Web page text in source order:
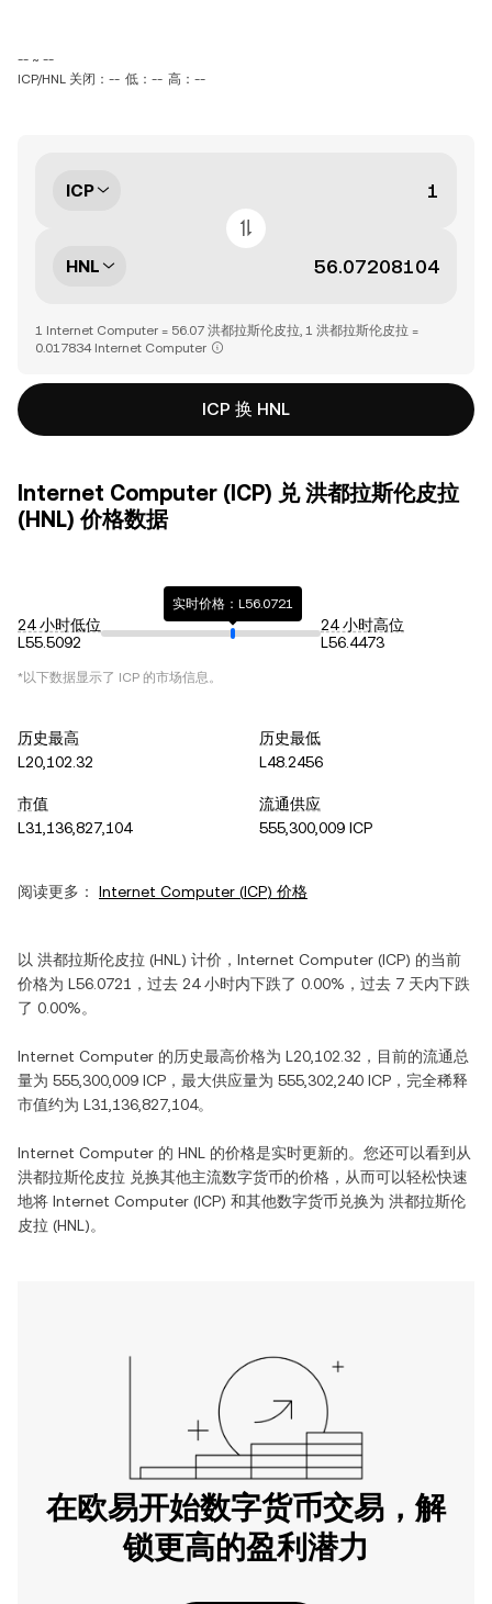
-- ~ --
ICP/HNL 关闭：-- 低：-- 高：--
ICP
HNL
1 Internet Computer = 56.07 洪都拉斯伦皮拉, 1 洪都拉斯伦皮拉 =
0.017834 Internet Computer
ICP 换 HNL
Internet Computer (ICP) 兑 洪都拉斯伦皮拉
(HNL) 价格数据
24 小时低位
L55.5092
实时价格：L56.0721
24 小时高位
L56.4473
*以下数据显示了 ICP 的市场信息。
历史最高
L20,102.32
历史最低
L48.2456
市值
L31,136,827,104
流通供应
555,300,009 ICP
阅读更多： Internet Computer (ICP) 价格
以 洪都拉斯伦皮拉 (HNL ) 计价， Internet Computer (ICP) 的当前
价格为 L56.0721 ，过去 24 小时内下跌了 0.00% ，过去 7 天内下跌
了 0.00%。
Internet Computer 的历史最高价格为 L20,102.32 ，目前的流通总
量为 555,300,009 ICP ，最大供应量为 555,302,240 ICP ，完全稀释
市值约为 L31,136,827,104。
Internet Computer 的 HNL
的价格是实时更新的。您还可以看到从
洪都拉斯伦皮拉 兑换其他主流数字货币的价格，从而可以轻松快速
地将 Internet Computer (ICP) 和其他数字货币兑换为 洪都拉斯伦
皮拉 (HNL )。
在欧易开始数字货币交易，解
锁更高的盈利潜力